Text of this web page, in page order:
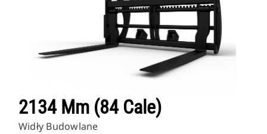
2134 Mm (84 Cale)
Widły Budowlane